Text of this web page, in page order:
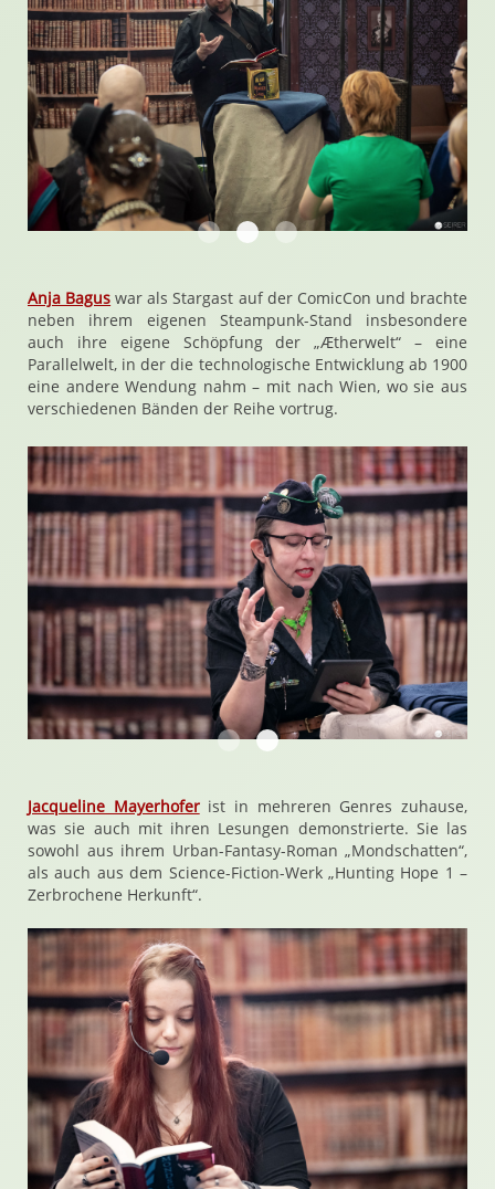
Christian von Aster liest
Das Publikum lauscht gebannt
Kann man dem Lächeln
Anja Bagus war als Stargast auf der ComicCon und brachte
neben ihrem eigenen Steampunk-Stand insbesondere
auch ihre eigene Schöpfung der „Ætherwelt“ – eine
Parallelwelt, in der die technologische Entwicklung ab 1900
eine andere Wendung nahm – mit nach Wien, wo sie aus
verschiedenen Bänden der Reihe vortrug.
Anja Bagus präsentiert die
Man benötigt
Jacqueline Mayerhoferist in mehreren Genres zuhause,
was sie auch mit ihren Lesungen demonstrierte. Sie las
sowohl aus ihrem Urban-Fantasy-Roman „Mondschatten“,
als auch aus dem Science-Fiction-Werk „Hunting Hope 1 –
Zerbrochene Herkunft“.